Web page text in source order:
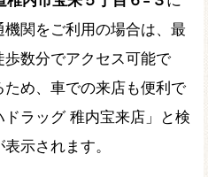
関をご利用の場合は、最
数分でアクセス可能で
め、車での来店も便利で
ドラッグ 稚内宝来店」と検
示されます。